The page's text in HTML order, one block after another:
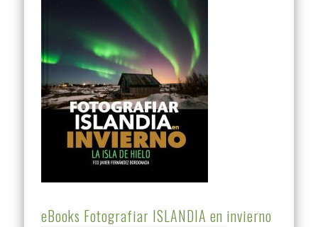
eBooks Fotografiar ISLANDIA en invierno